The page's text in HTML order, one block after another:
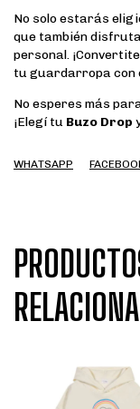
No solo estarás
que también
personal.
tu guardarropa con
No esperes más
¡Elegí tu Buzo Drop
WHATSAPP